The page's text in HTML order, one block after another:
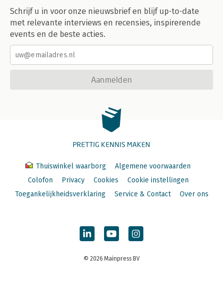
Schrijf u in voor onze nieuwsbrief en blijf up-to-date
met relevante interviews en recensies, inspirerende
events en de beste acties.
Aanmelden
PRETTIG KENNIS MAKEN
Thuiswinkel waarborg
Algemene voorwaarden
Colofon
Privacy Cookies
Cookie instellingen
Toegankelijkheidsverklaring
Service & Contact Over ons
© 2026 Mainpress BV